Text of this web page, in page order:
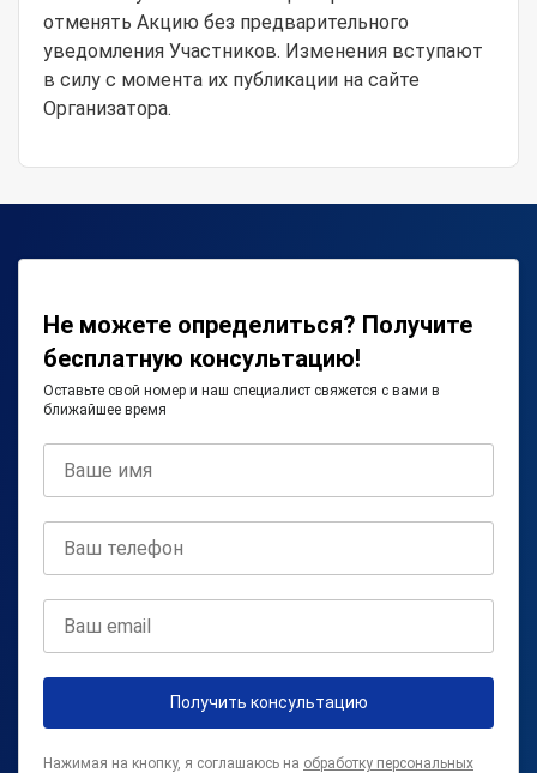
отменять Акцию без предварительного
уведомления Участников. Изменения вступают
в силу с момента их публикации на сайте
Организатора.
Не можете определиться? Получите
бесплатную консультацию!
Оставьте свой номер и наш специалист свяжется с вами в
ближайшее время
Получить консультацию
Нажимая на кнопку, я соглашаюсь на обработку персональных